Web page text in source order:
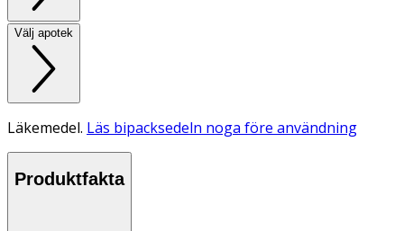
Välj apotek
Läkemedel. Läs bipacksedeln noga före användning
Produktfakta